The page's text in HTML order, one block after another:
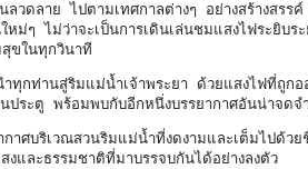
วดลาย ไปตามเทศกาลต่างๆ อย่างสร้างสรรค์
ๆ ไม่ว่าจะเป็นการเดินเล่นชมแสงไฟระยิบร
ขในทุกวินาที
านสู่ริมแม่น้ำเจ้าพระยา ด้วยแสงไฟที่ถูกอ
ประตู พร้อมพบกับอีกหนึ่งบรรยากาศอันน่าจดจ
บริเวณสวนริมแม่น้ำที่งดงามและเต็มไปด้วย
และธรรมชาติที่มาบรรจบกันได้อย่างลงตัว